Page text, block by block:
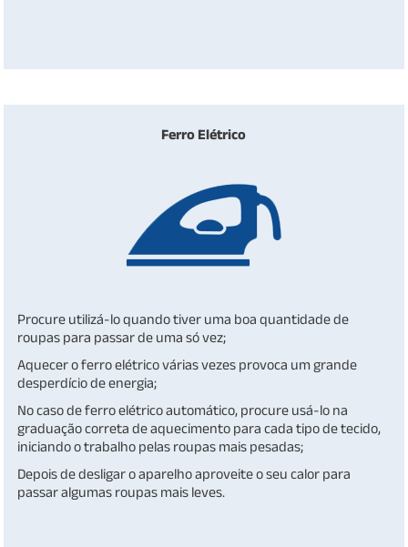
Ferro Elétrico
Procure utilizá-lo quando tiver uma boa quantidade de
roupas para passar de uma só vez;
Aquecer o ferro elétrico várias vezes provoca um grande
desperdício de energia;
No caso de ferro elétrico automático, procure usá-lo na
graduação correta de aquecimento para cada tipo de tecido,
iniciando o trabalho pelas roupas mais pesadas;
Depois de desligar o aparelho aproveite o seu calor para
passar algumas roupas mais leves.